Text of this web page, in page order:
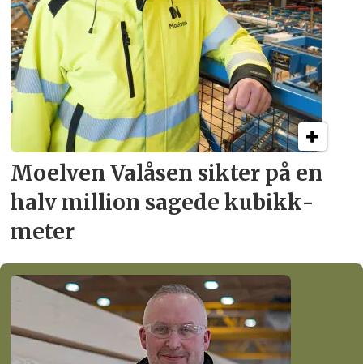
Moelven Valåsen sikter på en
halv million sagede kubikk­
meter